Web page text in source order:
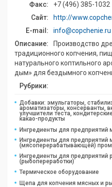
Факс:
+7 (496) 385-1032
Сайт:
http://
E-mail:
info@copchenie.ru
Описание:
Производство
традиционного копчения,
натурального коптильного
дым» для бездымного
Рубрики:
Добавки: эмульгаторы,
ароматизаторы, консерванты,
улучшители теста,
какао-продукты
Ингредиенты для
Ингредиенты для предприятий
(мясоперерабатывающей)
Ингредиенты для
(рыбопереработки)
Термическое оборудование
Щепа для копчения мясных и